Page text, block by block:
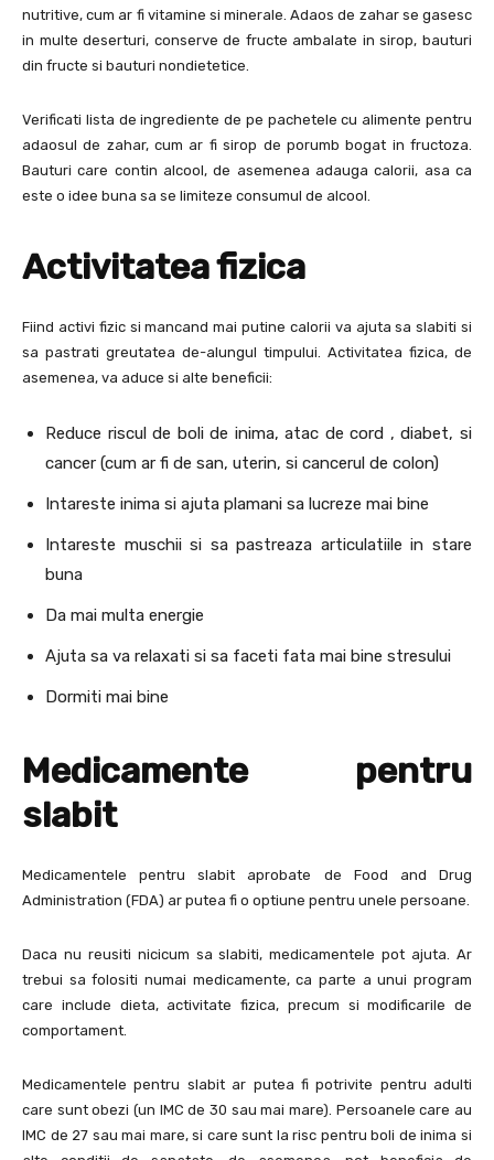
nutritive, cum ar fi vitamine si minerale. Adaos de zahar se gasesc
in multe deserturi, conserve de fructe ambalate in sirop, bauturi
din fructe si bauturi nondietetice.
Verificati lista de ingrediente de pe pachetele cu alimente pentru
adaosul de zahar, cum ar fi sirop de porumb bogat in fructoza.
Bauturi care contin alcool, de asemenea adauga calorii, asa ca
este o idee buna sa se limiteze consumul de alcool.
Activitatea fizica
Fiind activi fizic si mancand mai putine calorii va ajuta sa slabiti si
sa pastrati greutatea de-alungul timpului. Activitatea fizica, de
asemenea, va aduce si alte beneficii:
Reduce riscul de boli de inima, atac de cord , diabet, si
cancer (cum ar fi de san, uterin, si cancerul de colon)
Intareste inima si ajuta plamani sa lucreze mai bine
Intareste muschii si sa pastreaza articulatiile in stare
buna
Da mai multa energie
Ajuta sa va relaxati si sa faceti fata mai bine stresului
Dormiti mai bine
Medicamente pentru
slabit
Medicamentele pentru slabit aprobate de Food and Drug
Administration (FDA) ar putea fi o optiune pentru unele persoane.
Daca nu reusiti nicicum sa slabiti, medicamentele pot ajuta. Ar
trebui sa folositi numai medicamente, ca parte a unui program
care include dieta, activitate fizica, precum si modificarile de
comportament.
Medicamentele pentru slabit ar putea fi potrivite pentru adulti
care sunt obezi (un IMC de 30 sau mai mare). Persoanele care au
IMC de 27 sau mai mare, si care sunt la risc pentru boli de inima si